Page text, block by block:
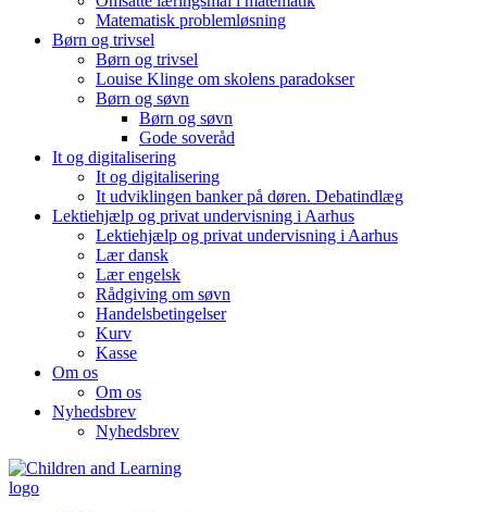
Matematisk problemløsning
Børn og trivsel
Børn og trivsel
Louise Klinge om skolens paradokser
Børn og søvn
Børn og søvn
Gode soveråd
It og digitalisering
It og digitalisering
It udviklingen banker på døren. Debatindlæg
Lektiehjælp og privat undervisning i Aarhus
Lektiehjælp og privat undervisning i Aarhus
Lær dansk
Lær engelsk
Rådgiving om søvn
Handelsbetingelser
Kurv
Kasse
Om os
Om os
Nyhedsbrev
Nyhedsbrev